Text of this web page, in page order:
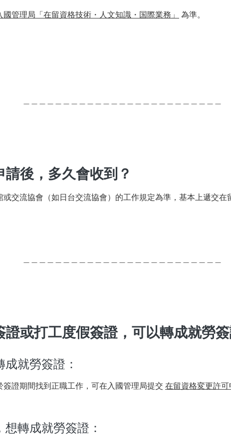
國管理局「在留資格技術・人文知識・国際業務」 為準。
請後，多久會收到？
交流協會（如日台交流協會）的工作規定為準，基本上遞交
證或打工度假簽證，可以轉成就勞簽
就勞簽證：
證期間找到正職工作，可在入國管理局提交 在留資格変更許可
轉成就勞簽證：